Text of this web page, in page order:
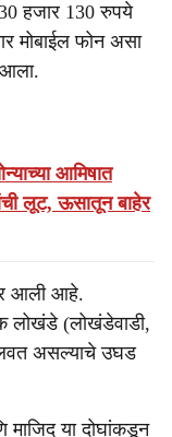
हजार 130 रुपये
मोबाईल फोन असा
आला.
आमिषात
लूट, ऊसातून बाहेर
आली आहे.
लोखंडे (लोखंडेवाडी,
असल्याचे उघड
माजिद या दोघांकडून